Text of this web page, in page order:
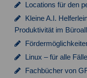
Locations für den
Kleine A.I.
Produktivität im
Linux – für alle Fälle
Fachbücher von